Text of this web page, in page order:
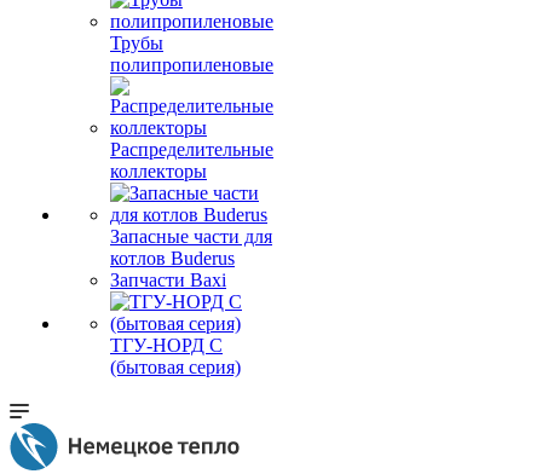
Трубы
полипропиленовые
Распределительные
коллекторы
Запасные части для
котлов Buderus
Запчасти Baxi
ТГУ-НОРД С
(бытовая серия)